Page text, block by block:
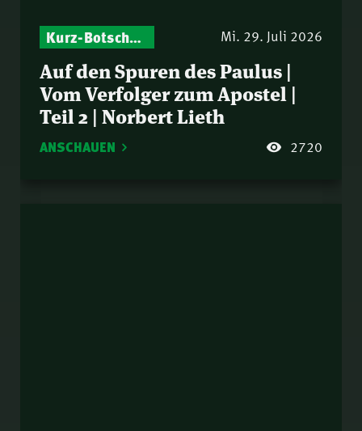
Kurz-Botschaften – Biblische Impulse mit Zukunft im Blick Mi. 29. Juli 2026
Auf den Spuren des Paulus |
Vom Verfolger zum Apostel |
Teil 2 | Norbert Lieth
ANSCHAUEN 2720